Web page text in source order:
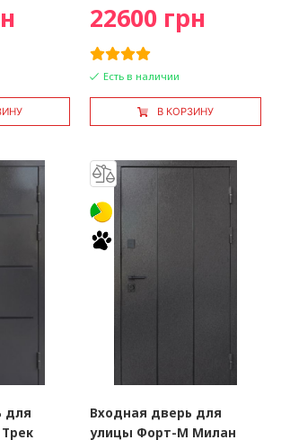
22600 грн
Есть в наличии
В КОРЗИНУ
для
Входная дверь для
улицы Форт-М Милан